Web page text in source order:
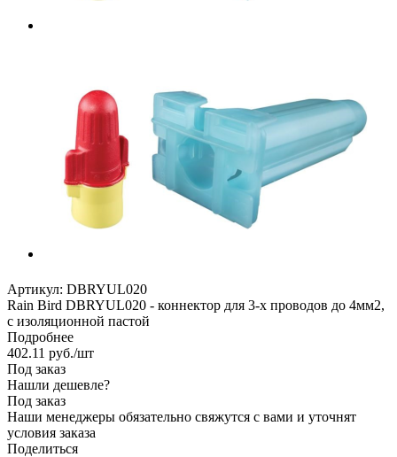
Артикул: DBRYUL020
Rain Bird DBRYUL020 - коннектор для 3-х проводов до 4мм2,
с изоляционной пастой
Подробнее
402.11 руб./шт
Под заказ
Нашли дешевле?
Под заказ
Наши менеджеры обязательно свяжутся с вами и уточнят
условия заказа
Поделиться